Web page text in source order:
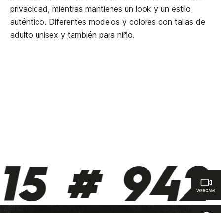
privacidad, mientras mantienes un look y un estilo
auténtico. Diferentes modelos y colores con tallas de
adulto unisex y también para niño.
# 942